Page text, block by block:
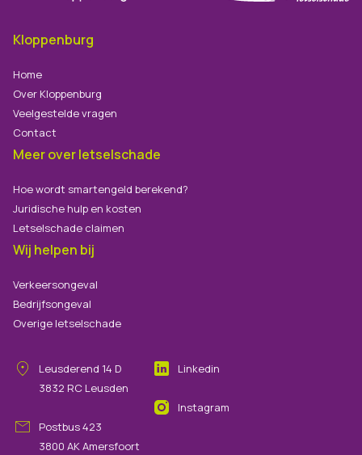
Kloppenburg
Home
Over Kloppenburg
Veelgestelde vragen
Contact
Meer over letselschade
Hoe wordt smartengeld berekend?
Juridische hulp en kosten
Letselschade claimen
Wij helpen bij
Verkeersongeval
Bedrijfsongeval
Overige letselschade
Leusderend 14 D
3832 RC Leusden
Postbus 423
3800 AK Amersfoort
Linkedin
Instagram